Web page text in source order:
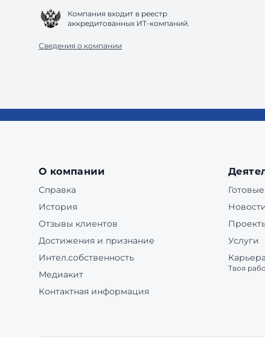
Компания входит в реестр
аккредитованных ИТ-компаний.
Сведения о компании
О компании
Справка
История
Отзывы клиентов
Достижения и признание
Интел.собственность
Медиакит
Контактная информация
Услуги
Карьера
Твоя